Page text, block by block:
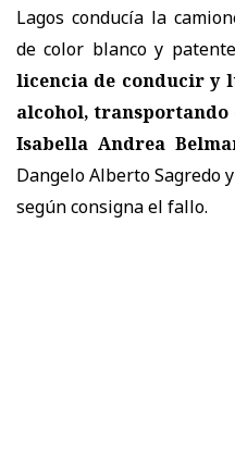
Lagos conducía la
de color blanco y patente
licencia de conducir y
alcohol,
Isabella Andrea
Dangelo Alberto Sagredo
según consigna el fallo.